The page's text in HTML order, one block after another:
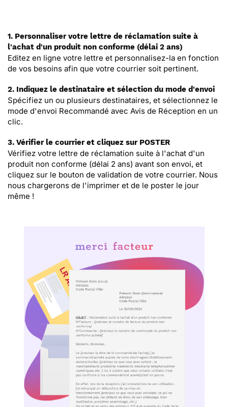
1. Personnaliser votre lettre de réclamation suite à
l'achat d'un produit non conforme (délai 2 ans)
Editez en ligne votre lettre et personnalisez-la en fonction
de vos besoins afin que votre courrier soit pertinent.
2. Indiquez le destinataire et sélection du mode d'envoi
Spécifiez un ou plusieurs destinataires, et sélectionnez le
mode d'envoi Recommandé avec Avis de Réception en un
clic.
3. Vérifier le courrier et cliquez sur POSTER
Vérifiez votre lettre de réclamation suite à l'achat d'un
produit non conforme (délai 2 ans) avant son envoi, et
cliquez sur le bouton de validation de votre courrier. Nous
nous chargerons de l'imprimer et de le poster le jour
même !